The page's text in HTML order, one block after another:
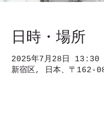
日時・場所
2025年7月28日
新宿区, 日本、〒162-